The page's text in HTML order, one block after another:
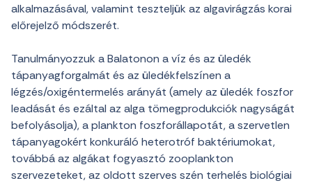
alkalmazásával, valamint teszteljük az algavirágzás korai
előrejelző módszerét.
Tanulmányozzuk a Balatonon a víz és az üledék
tápanyagforgalmát és az üledékfelszínen a
légzés/oxigéntermelés arányát (amely az üledék foszfor
leadását és ezáltal az alga tömegprodukciók nagyságát
befolyásolja), a plankton foszforállapotát, a szervetlen
tápanyagokért konkuráló heterotróf baktériumokat,
továbbá az algákat fogyasztó zooplankton
szervezeteket, az oldott szerves szén terhelés biológiai